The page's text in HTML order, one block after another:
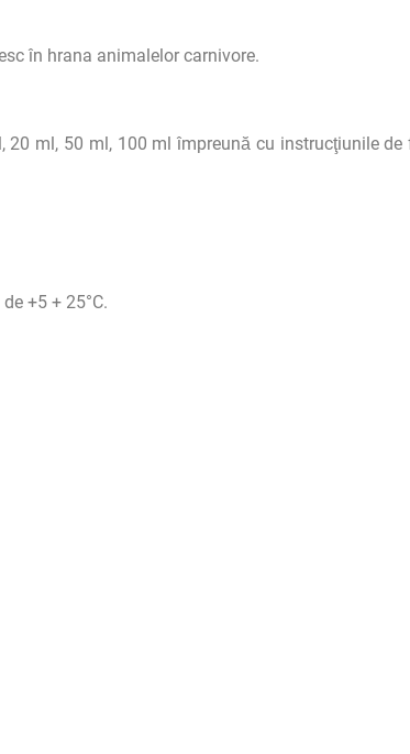
în hrana animalelor carnivore.
ml, 50 ml, 100 ml împreună cu instrucţiunile
+5 + 25°C.